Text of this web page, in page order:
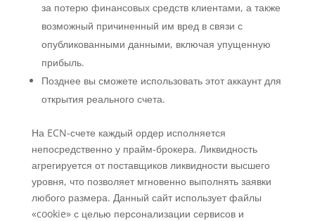
за потерю финансовых средств клиентами, а также
возможный причиненный им вред в связи с
опубликованными данными, включая упущенную
прибыль.
Позднее вы сможете использовать этот аккаунт для
открытия реального счета.
На ECN-счете каждый ордер исполняется
непосредственно у прайм-брокера. Ликвидность
агрегируется от поставщиков ликвидности высшего
уровня, что позволяет мгновенно выполнять заявки
любого размера. Данный сайт использует файлы
«cookie» с целью персонализации сервисов и